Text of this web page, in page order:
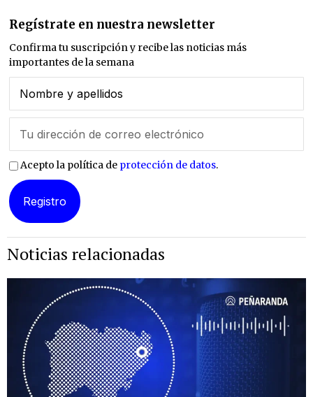
Regístrate en nuestra newsletter
Confirma tu suscripción y recibe las noticias más
importantes de la semana
Acepto la política de protección de datos.
Noticias relacionadas